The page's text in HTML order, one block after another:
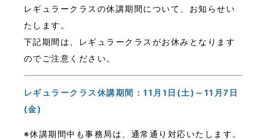
レギュラークラスの休講期間について、お知らせい
たします。
下記期間は、レギュラークラスがお休みとなります
のでご注意ください。
レギュラークラス休講期間：11月1日(土)～11月7日
(金)
※休講期間中も事務局は、通常通り対応いたします。